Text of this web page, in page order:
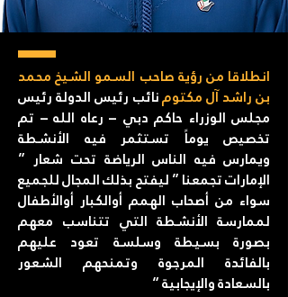
انطلاقا من رؤية صاحب السمو الشيخ محمد
بن راشد آل مكتومنائب رئيس الدولة رئيس
مجلس الوزراء حاكم دبي – رعاه الله – تم
تخصيص يوماً تستثمر فيه الأنشطة
ويمارس فيه الناس الرياضة تحت شعار ”
الإمارات تجمعنا ” ليفتح بذلك المجال للجميع
سواء من أصحاب الهمم أوالكبار أوالأطفال
لممارسة الأنشطة التي تتناسب معهم
بصورة بسيطة وسلسة تعود عليهم
بالفائدة المرجوة وتمنحهم الشعور
بالسعادة والإيجابية “